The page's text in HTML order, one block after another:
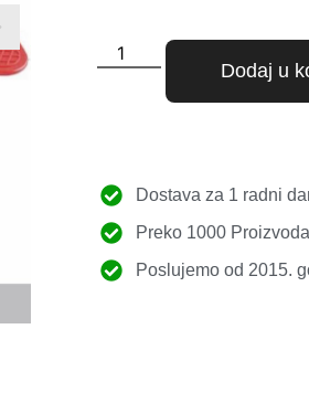
Dodaj u
Dostava za 1 radni
Preko 1000
Poslujemo od 2015.